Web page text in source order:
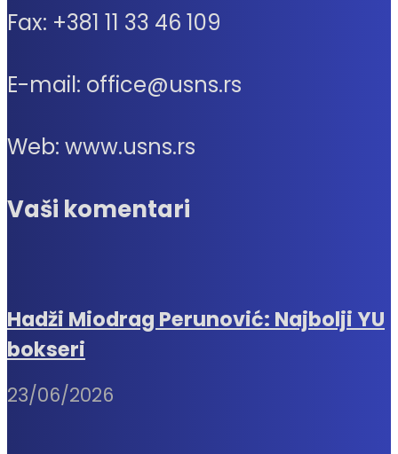
Fax: +381 11 33 46 109
E-mail: office@usns.rs
Web: www.usns.rs
Vaši komentari
Hadži Miodrag Perunović: Najbolji YU
bokseri
23/06/2026